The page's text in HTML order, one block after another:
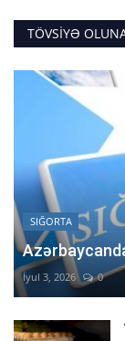
TÖVSIYƏ
SIĞORTA
İyul 3, 2026 0